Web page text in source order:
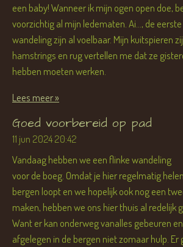
een baby! Wanneer ik mijn ogen open doe,
voorzichtig al mijn ledematen. Ai..., de
wandeling zijn al voelbaar. Mijn kuitspieren
hamstrings en rug vertellen me dat ze
hebben moeten werken.
Lees meer »
Goed voorbereid op pad
11 jun 202420:42
Vandaag hebben we een flinke wandeling
voor de boeg. Omdat je hier regelmatig
bergen loopt en we hopelijk ook nog een
maken, hebben we ons hier thuis al redelijk
Want er kan onderweg vanalles gebeuren
afgelegen in de bergen niet zomaar hulp. Er